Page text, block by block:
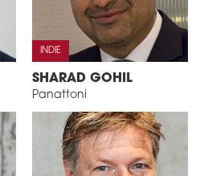
INDIE
SHARAD GOHIL
Panattoni